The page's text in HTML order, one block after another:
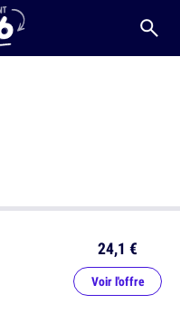
24,1 €
Voir l'offre